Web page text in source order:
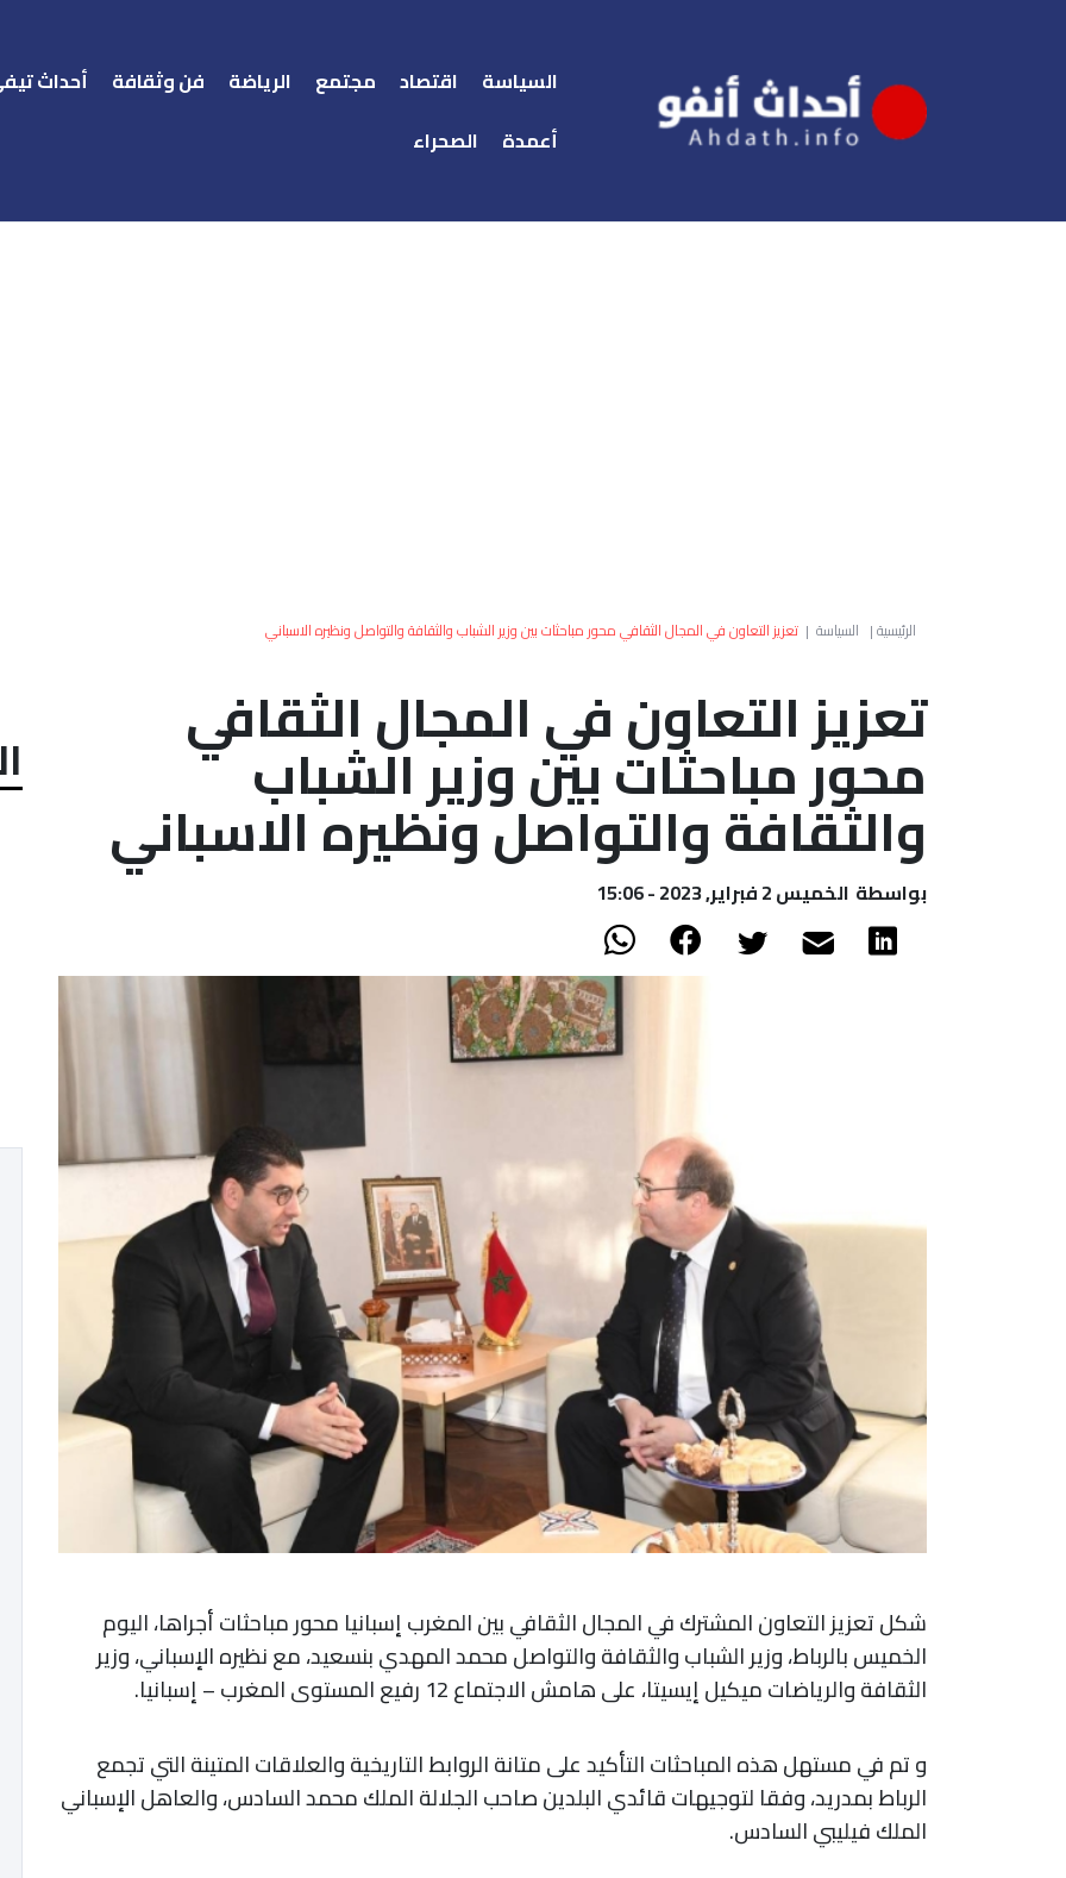
السياسة اقتصاد مجتمع الرياضة فن وثقافة أحداث
أعمدة
الصحراء
الرئيسية| السياسة | تعزيز التعاون في المجال الثقافي محور مباحثات بين وزير الشباب والثقافة والتواصل ونظيره الاسباني
تعزيز التعاون في المجال الثقافي
محور مباحثات بين وزير الشباب
والثقافة والتواصل ونظيره الاسباني
بواسطة الخميس 2 فبراير, 2023 - 15:06
شكل تعزيز التعاون المشترك في المجال الثقافي بين المغرب إسبانيا محور مباحثات أجراها، اليوم
الخميس بالرباط، وزير الشباب والثقافة والتواصل محمد المهدي بنسعيد، مع نظيره الإسباني، وزير
الثقافة والرياضات ميكيل إيسيتا، على هامش الاجتماع 12 رفيع المستوى المغرب – إسبانيا.
و تم في مستهل هذه المباحثات التأكيد على متانة الروابط التاريخية والعلاقات المتينة التي تجمع
الرباط بمدريد، وفقا لتوجيهات قائدي البلدين صاحب الجلالة الملك محمد السادس، والعاهل الإسباني
الملك فيليبي السادس.